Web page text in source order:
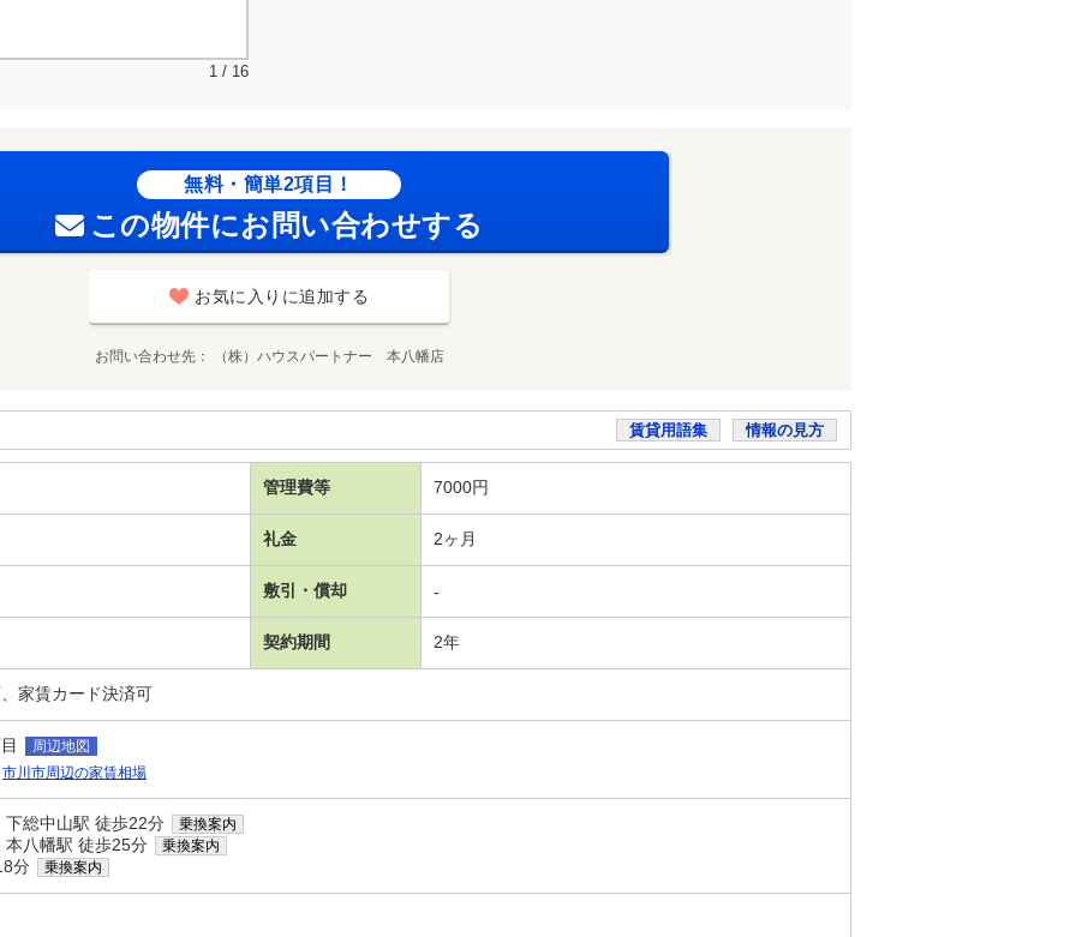
1 / 16
無料・簡単2項目！
この物件にお問い合わせする
お気に入りに追加する
お問い合わせ先 （株）ハウスパートナー 本八幡店
賃貸用語集 情報の見方
管理費等 7000円
礼金 2ヶ月
敷引・償却 -
契約期間 2年
家賃カード決済可
周辺地図
市川市周辺の家賃相場
総中山駅 徒歩22分 乗換案内
本八幡駅 徒歩25分 乗換案内
分 乗換案内